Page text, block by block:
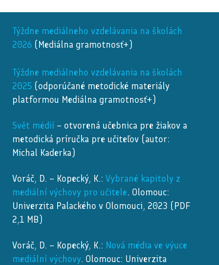
Týždne mediálneho vzdelávania na školách
2026 (Mediálna gramotnosť+)
Týždne mediálneho vzdelávania na školách
2025 (odporúčané metodické materiály
platformou Mediálna gramotnosť+)
Svět médií – otvorená učebnica pre žiakov a
metodická príručka pre učiteľov (autor:
Michal Kaderka)
Voráč, D. – Kopecký, K.: Vybrané kapitoly z
mediální výchovy pro učitele. Olomouc:
Univerzita Palackého v Olomouci, 2023 (PDF
2,1 MB)
Voráč, D. – Kopecký, K.: Nová média ve výuce
mediální výchovy. Olomouc: Univerzita